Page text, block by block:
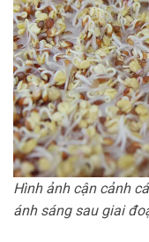
Hình ảnh cận cảnh
ánh sáng sau giai